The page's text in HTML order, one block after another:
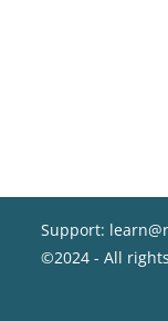
Support:
©2024 - All